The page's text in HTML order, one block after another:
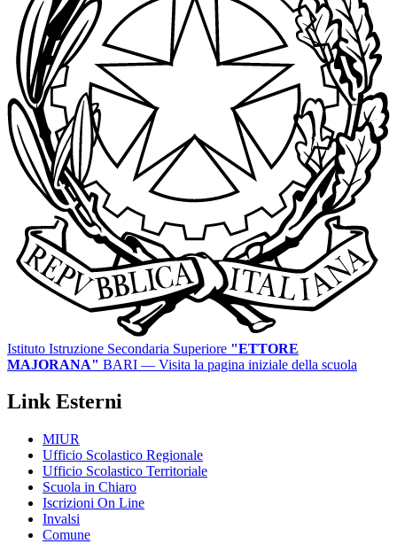
Istituto Istruzione Secondaria Superiore "ETTORE
MAJORANA" BARI — Visita la pagina iniziale della scuola
Link Esterni
MIUR
Ufficio Scolastico Regionale
Ufficio Scolastico Territoriale
Scuola in Chiaro
Iscrizioni On Line
Invalsi
Comune